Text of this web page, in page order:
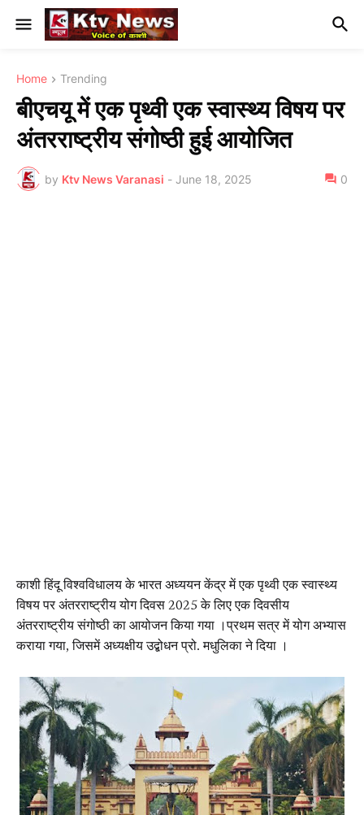
Home Trending
बीएचयू में एक पृथ्वी एक स्वास्थ्य विषय पर
अंतरराष्ट्रीय संगोष्ठी हुई आयोजित
by Ktv News Varanasi - June 18, 2025 0
काशी हिंदू विश्वविधालय के भारत अध्ययन केंद्र में एक पृथ्वी एक स्वास्थ्य
विषय पर अंतरराष्ट्रीय योग दिवस 2025 के लिए एक दिवसीय
अंतरराष्ट्रीय संगोष्ठी का आयोजन किया गया ।प्रथम सत्र में योग अभ्यास
कराया गया, जिसमें अध्यक्षीय उद्बोधन प्रो. मधुलिका ने दिया ।